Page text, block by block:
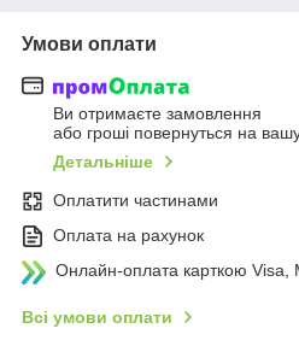
Умови оплати
Ви отримаєте замовлення
або гроші повернуться на
Детальніше
Оплатити частинами
Оплата на рахунок
Онлайн-оплата карткою Visa,
Всі умови оплати